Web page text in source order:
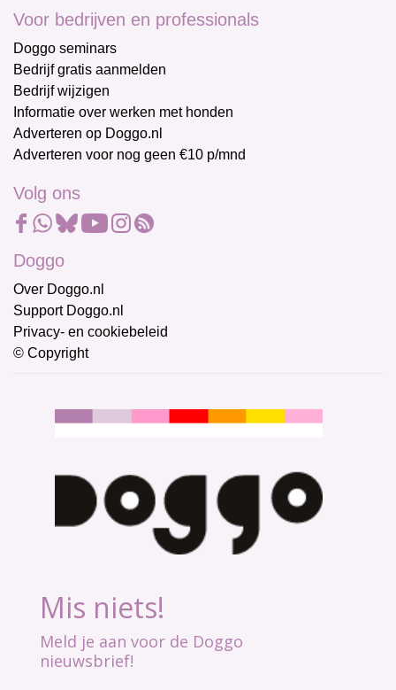
Voor bedrijven en professionals
Doggo seminars
Bedrijf gratis aanmelden
Bedrijf wijzigen
Informatie over werken met honden
Adverteren op Doggo.nl
Adverteren voor nog geen €10 p/mnd
Volg ons
Doggo
Over Doggo.nl
Support Doggo.nl
Privacy- en cookiebeleid
© Copyright
Mis niets!
Meld je aan voor de Doggo
nieuwsbrief!